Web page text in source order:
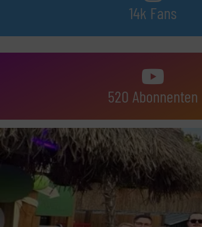
14k Fans
520 Abonnenten